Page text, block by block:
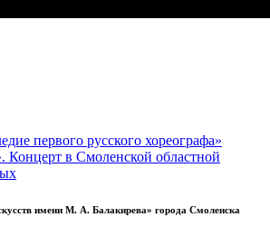
первого русского хореографа»
Концерт в Смоленской областной
имени М. А. Балакирева» города Смоленска